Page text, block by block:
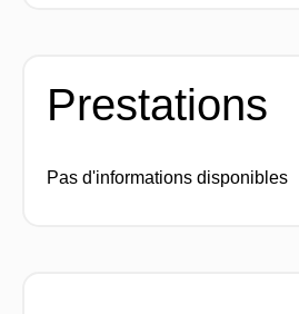
Prestations
Pas d'informations disponibles